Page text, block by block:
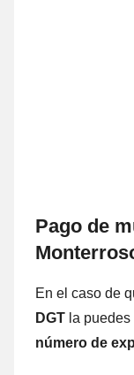
Pago dе
En el caso dе
DGT la
número dе